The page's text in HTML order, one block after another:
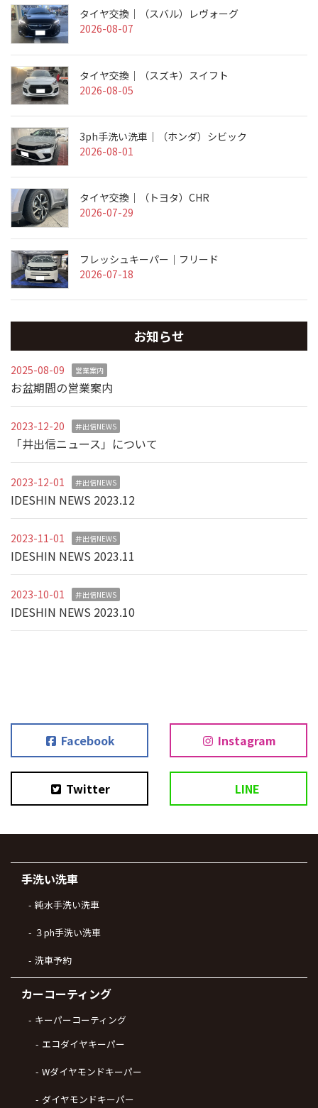
タイヤ交換｜（スバル）レヴォーグ
2026-08-07
タイヤ交換｜（スズキ）スイフト
2026-08-05
3ph手洗い洗車｜（ホンダ）シビック
2026-08-01
タイヤ交換｜（トヨタ）CHR
2026-07-29
フレッシュキーパー｜フリード
2026-07-18
お知らせ
2025-08-09 営業案内
お盆期間の営業案内
2023-12-20 井出信NEWS
「井出信ニュース」について
2023-12-01 井出信NEWS
IDESHIN NEWS 2023.12
2023-11-01 井出信NEWS
IDESHIN NEWS 2023.11
2023-10-01 井出信NEWS
IDESHIN NEWS 2023.10
Facebook Instagram
Twitter LINE
手洗い洗車
純水手洗い洗車
３ph手洗い洗車
洗車予約
カーコーティング
キーパーコーティング
エコダイヤキーパー
Wダイヤモンドキーパー
ダイヤモンドキーパー